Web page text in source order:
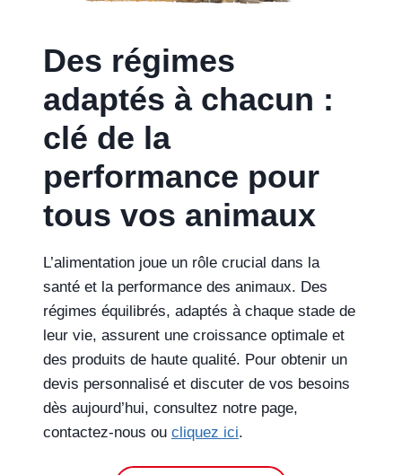
Des régimes
adaptés à chacun :
clé de la
performance pour
tous vos animaux
L’alimentation joue un rôle crucial dans la
santé et la performance des animaux. Des
régimes équilibrés, adaptés à chaque stade de
leur vie, assurent une croissance optimale et
des produits de haute qualité. Pour obtenir un
devis personnalisé et discuter de vos besoins
dès aujourd’hui, consultez notre page,
contactez-nous ou cliquez ici.